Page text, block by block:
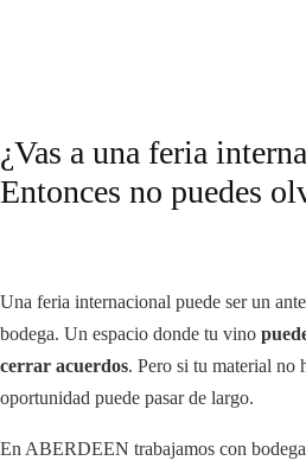
¿Vas a una feria
Entonces no puedes
Una feria internacional puede ser un
bodega. Un espacio donde tu vino
cerrar acuerdos. Pero si tu material no
oportunidad puede pasar de largo.
En ABERDEEN trabajamos con